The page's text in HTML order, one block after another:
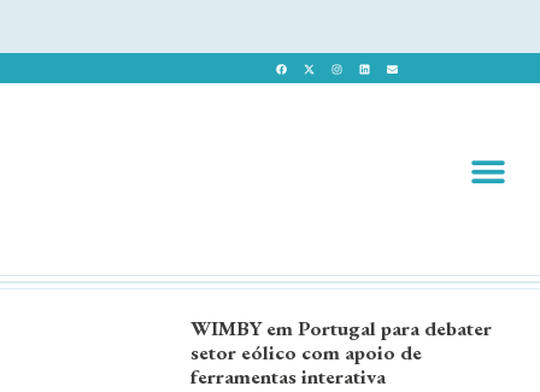
WIMBY em Portugal para debater
setor eólico com apoio de
ferramentas interativa